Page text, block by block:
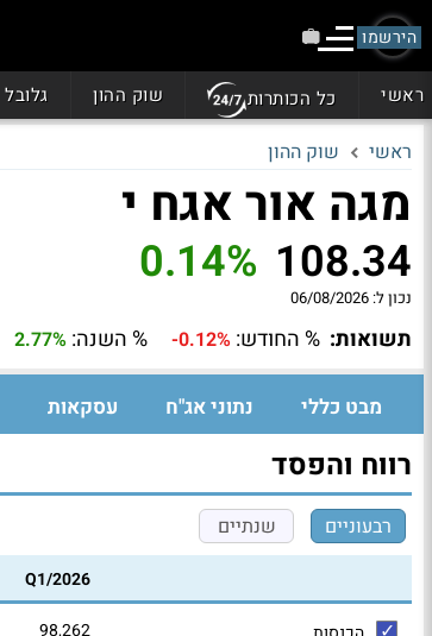
הירשמו
ראשי כל הכותרות שוק ההון גלובל
ראשי שוק ההון
מגה אור אגח י
108.34
0.14%
נכון ל: 06/08/2026
תשואות: % החודש: -0.12% % השנה: 2.77%
מבט כללי נתוני אג"ח עסקאות
רווח והפסד
רבעוניים שנתיים
Q1/2026
98,262